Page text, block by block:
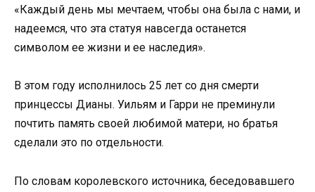
«Каждый день мы мечтаем, чтобы она была с нами, и
надеемся, что эта статуя навсегда останется
символом ее жизни и ее наследия».
В этом году исполнилось 25 лет со дня смерти
принцессы Дианы. Уильям и Гарри не преминули
почтить память своей любимой матери, но братья
сделали это по отдельности.
По словам королевского источника, беседовавшего